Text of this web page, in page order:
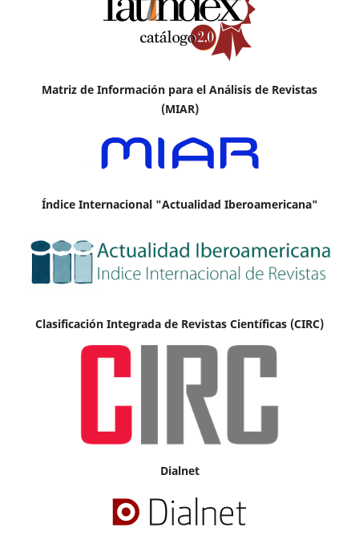
Matriz de Información para el Análisis de Revistas
(MIAR)
Índice Internacional "Actualidad Iberoamericana"
Clasificación Integrada de Revistas Científicas (CIRC)
Dialnet